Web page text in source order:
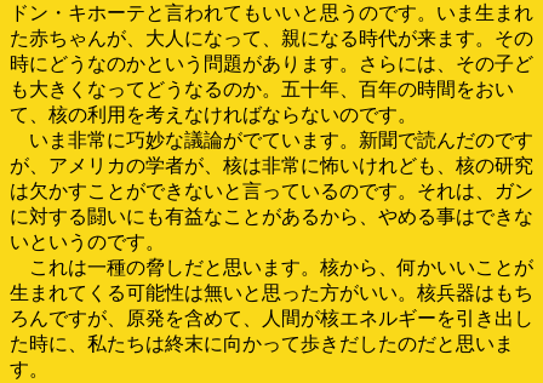
ドン・キホーテと言われてもいいと思うのです。いま生まれ
た赤ちゃんが、大人になって、親になる時代が来ます。その
時にどうなのかという問題があります。さらには、その子ど
も大きくなってどうなるのか。五十年、百年の時間をおい
て、核の利用を考えなければならないのです。
いま非常に巧妙な議論がでています。新聞で読んだのです
が、アメリカの学者が、核は非常に怖いけれども、核の研究
は欠かすことができないと言っているのです。それは、ガン
に対する闘いにも有益なことがあるから、やめる事はできな
いというのです。
これは一種の脅しだと思います。核から、何かいいことが
生まれてくる可能性は無いと思った方がいい。核兵器はもち
ろんですが、原発を含めて、人間が核エネルギーを引き出し
た時に、私たちは終末に向かって歩きだしたのだと思いま
す。